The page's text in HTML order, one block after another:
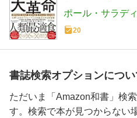
ポール・サラデ
20
書誌検索オプションについ
ただいま「Amazon和書」検
す。検索で本が見つからない